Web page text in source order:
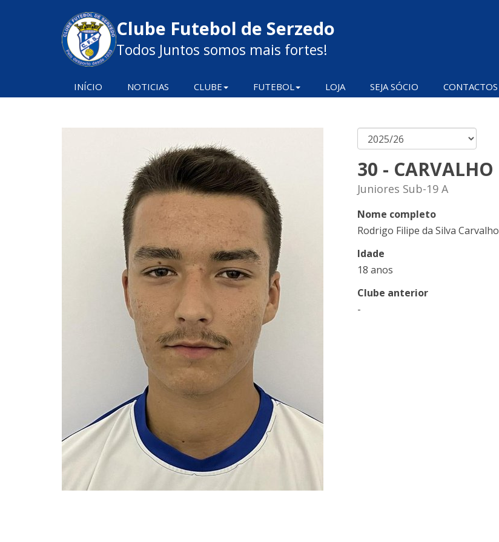
Clube Futebol de Serzedo
Todos Juntos somos mais fortes!
INÍCIO NOTICIAS CLUBE FUTEBOL LOJA SEJA SÓCIO CONTACTOS
30 - CARVALHO
Juniores Sub-19 A
Nome completo
Rodrigo Filipe da Silva Carvalho
Idade
18 anos
Clube anterior
-